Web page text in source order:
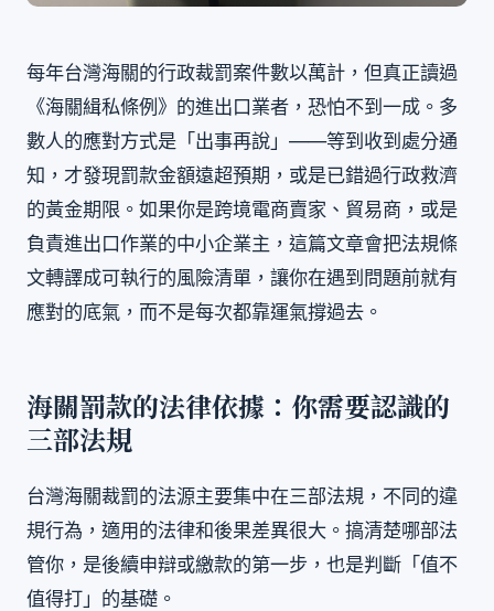
每年台灣海關的行政裁罰案件數以萬計，但真正讀過
《海關緝私條例》的進出口業者，恐怕不到一成。多
數人的應對方式是「出事再說」——等到收到處分通
知，才發現罰款金額遠超預期，或是已錯過行政救濟
的黃金期限。如果你是跨境電商賣家、貿易商，或是
負責進出口作業的中小企業主，這篇文章會把法規條
文轉譯成可執行的風險清單，讓你在遇到問題前就有
應對的底氣，而不是每次都靠運氣撐過去。
海關罰款的法律依據：你需要認識的
三部法規
台灣海關裁罰的法源主要集中在三部法規，不同的違
規行為，適用的法律和後果差異很大。搞清楚哪部法
管你，是後續申辯或繳款的第一步，也是判斷「值不
值得打」的基礎。